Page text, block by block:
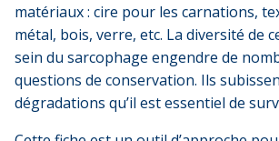
matériaux : cire pour les carnations,
métal, bois, verre, etc. La diversité de
sein du sarcophage engendre de
questions de conservation. Ils
dégradations qu’il est essentiel de